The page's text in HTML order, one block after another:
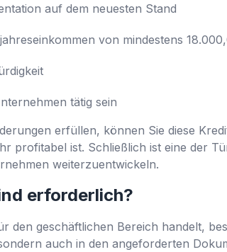
auf dem neuesten Stand
von mindestens
tätig sein
erfüllen, können Sie diese
profitabel ist. Schließlich ist eine der
weiterzuentwickeln.
erforderlich?
den geschäftlichen Bereich handelt,
auch in den angeforderten